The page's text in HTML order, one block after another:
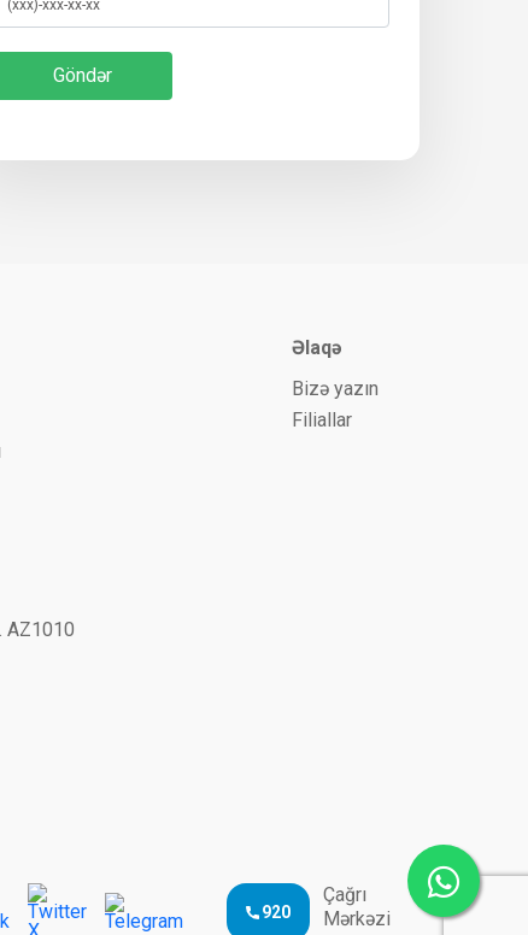
Əlaqə
Bizə yazın
Filiallar
AZ1010
920
Çağrı
Mərkəzi